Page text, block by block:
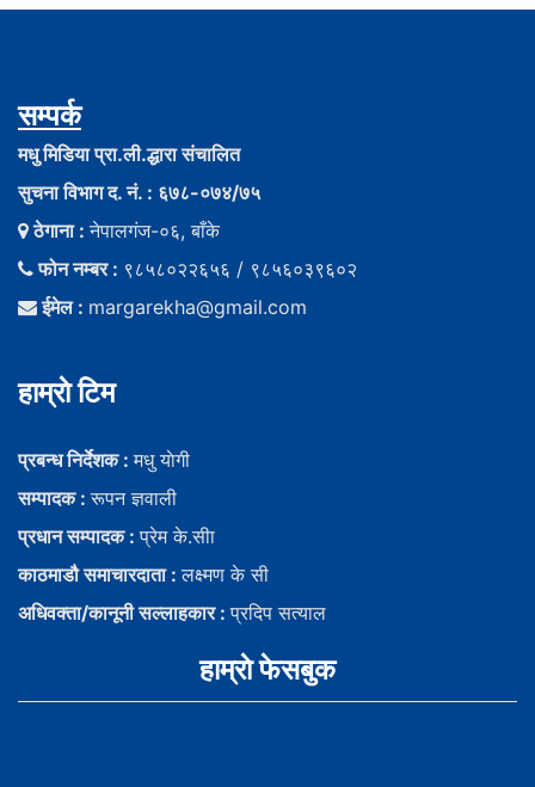
सम्पर्क
मधु मिडिया प्रा.ली.द्धारा संचालित
सुचना विभाग द. नं. : ६७८-०७४/७५
ठेगाना :नेपालगंज-०६, बाँके
फोन नम्बर : ९८५८०२२६५६ / ९८५६०३९६०२
ईमेल : margarekha@gmail.com
हाम्राे टिम
प्रबन्ध निर्देशक :मधु याेगी
सम्पादक :रूपन ज्ञवाली
प्रधान सम्पादक :प्रेम के.सीा
काठमाडौ समाचारदाता :लक्ष्मण के सी
अधिवक्ता/कानूनी सल्लाहकार :प्रदिप सत्याल
हाम्राे फेसबुक